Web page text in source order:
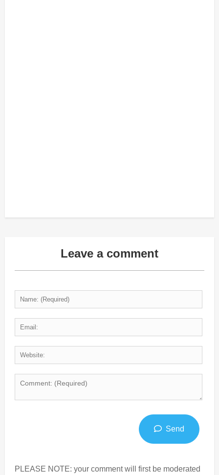
Leave a comment
Send
PLEASE NOTE: your comment will first be moderated